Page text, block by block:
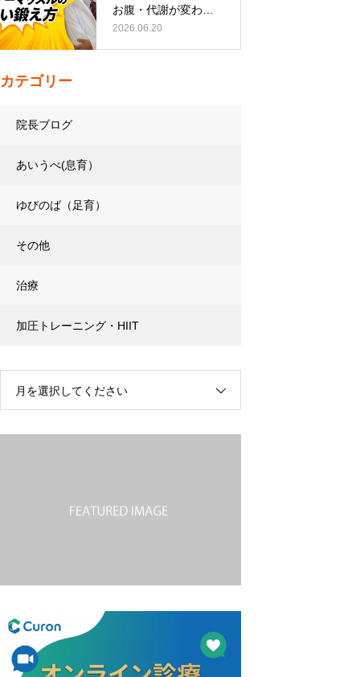
お腹・代謝が変わる
トレーニング…
2026.06.20
カテゴリー
院長ブログ
あいうべ(息育）
ゆびのば（足育）
その他
治療
加圧トレーニング・HIIT
月を選択してください